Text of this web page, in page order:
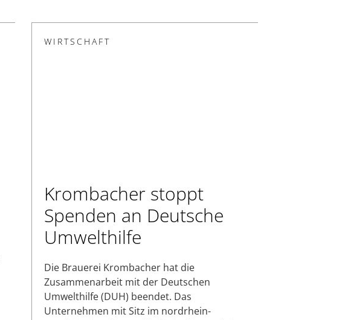
WIRTSCHAFT
Krombacher stoppt
Spenden an Deutsche
Umwelthilfe
Die Brauerei Krombacher hat die
Zusammenarbeit mit der Deutschen
Umwelthilfe (DUH) beendet. Das
Unternehmen mit Sitz im nordrhein-